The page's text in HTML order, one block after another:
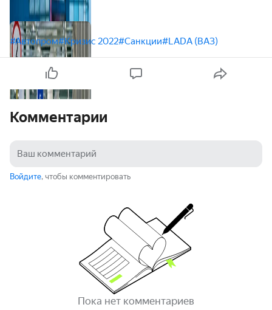
#Автопром#Кризис 2022#Санкции#LADA (ВАЗ)
Комментарии
Войдите, чтобы комментировать
Пока нет комментариев